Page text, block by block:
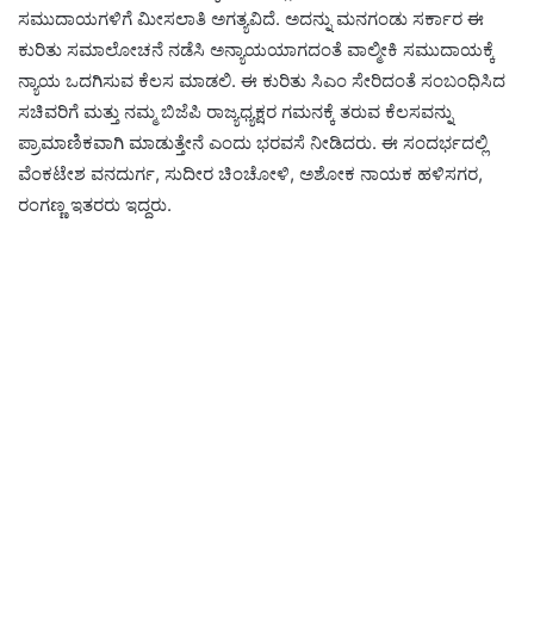
ಸಮುದಾಯಗಳಿಗೆ ಮೀಸಲಾತಿ ಅಗತ್ಯವಿದೆ. ಅದನ್ನು ಮನಗಂಡು ಸರ್ಕಾರ ಈ
ಕುರಿತು ಸಮಾಲೋಚನೆ ನಡೆಸಿ ಅನ್ಯಾಯಯಾಗದಂತೆ ವಾಲ್ಮೀಕಿ ಸಮುದಾಯಕ್ಕೆ
ನ್ಯಾಯ ಒದಗಿಸುವ ಕೆಲಸ ಮಾಡಲಿ. ಈ ಕುರಿತು ಸಿಎಂ ಸೇರಿದಂತೆ ಸಂಬಂಧಿಸಿದ
ಸಚಿವರಿಗೆ ಮತ್ತು ನಮ್ಮ ಬಿಜೆಪಿ ರಾಜ್ಯಧ್ಯಕ್ಷರ ಗಮನಕ್ಕೆ ತರುವ ಕೆಲಸವನ್ನು
ಪ್ರಾಮಾಣಿಕವಾಗಿ ಮಾಡುತ್ತೇನೆ ಎಂದು ಭರವಸೆ ನೀಡಿದರು. ಈ ಸಂದರ್ಭದಲ್ಲಿ
ವೆಂಕಟೇಶ ವನದುರ್ಗ, ಸುದೀರ ಚಿಂಚೋಳಿ, ಅಶೋಕ ನಾಯಕ ಹಳಿಸಗರ,
ರಂಗಣ್ಣ ಇತರರು ಇದ್ದರು.